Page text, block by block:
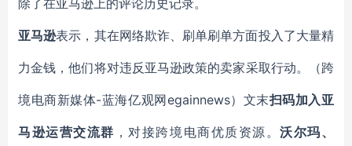
除了在亚马逊上的评论历史记录。
亚马逊表示，其在网络欺诈、刷单刷单方面投入了大量精
力金钱，他们将对违反亚马逊政策的卖家采取行动。 （跨
境电商新媒体-蓝海亿观网egainnews）文末扫码加 入 亚
马逊运营交流群 ，对接跨境电商优质资源。沃尔玛、